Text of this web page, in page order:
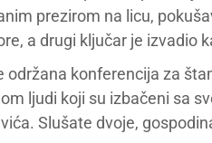
prezirom na licu,
a drugi ključar je izvadio
održana konferencija za
ljudi koji su izbačeni sa
Slušate dvoje,